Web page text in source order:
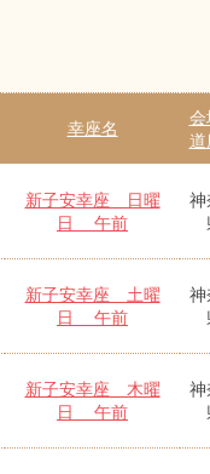
幸座名
会
道
新子安幸座 日曜
日 午前
神
新子安幸座 土曜
日 午前
神
新子安幸座 木曜
日 午前
神